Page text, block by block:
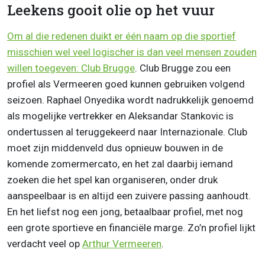
Leekens gooit olie op het vuur
Om al die redenen duikt er één naam op die sportief
misschien wel veel logischer is dan veel mensen zouden
willen toegeven: Club Brugge. Club Brugge zou een
profiel als Vermeeren goed kunnen gebruiken volgend
seizoen. Raphael Onyedika wordt nadrukkelijk genoemd
als mogelijke vertrekker en Aleksandar Stankovic is
ondertussen al teruggekeerd naar Internazionale. Club
moet zijn middenveld dus opnieuw bouwen in de
komende zomermercato, en het zal daarbij iemand
zoeken die het spel kan organiseren, onder druk
aanspeelbaar is en altijd een zuivere passing aanhoudt.
En het liefst nog een jong, betaalbaar profiel, met nog
een grote sportieve en financiële marge. Zo’n profiel lijkt
verdacht veel op Arthur Vermeeren.